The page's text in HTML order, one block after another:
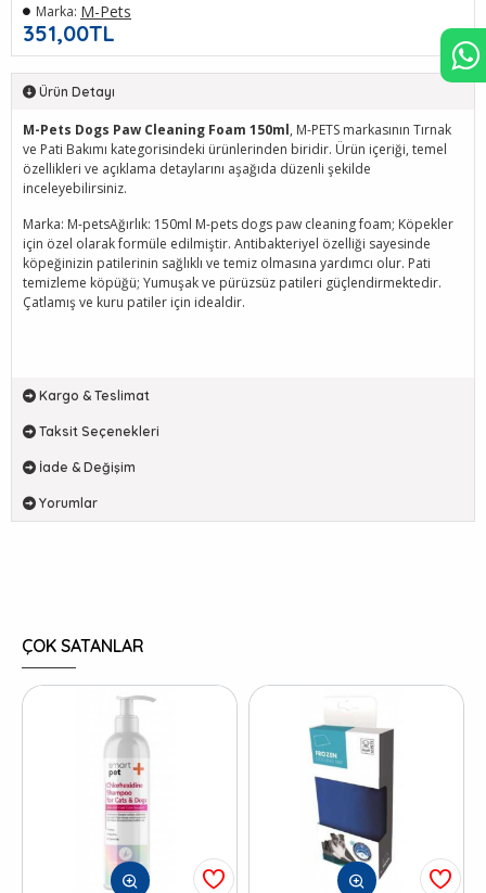
351,00TL
Marka: M-Pets
Ürün Detayı
M-Pets Dogs Paw Cleaning Foam 150ml, M-PETS markasının Tırnak
ve Pati Bakımı kategorisindeki ürünlerinden biridir. Ürün içeriği, temel
özellikleri ve açıklama detaylarını aşağıda düzenli şekilde
inceleyebilirsiniz.
Marka: M-petsAğırlık: 150ml M-pets dogs paw cleaning foam; Köpekler
için özel olarak formüle edilmiştir. Antibakteriyel özelliği sayesinde
köpeğinizin patilerinin sağlıklı ve temiz olmasına yardımcı olur. Pati
temizleme köpüğü; Yumuşak ve pürüzsüz patileri güçlendirmektedir.
Çatlamış ve kuru patiler için idealdir.
Kargo & Teslimat
Taksit Seçenekleri
İade & Değişim
Yorumlar
ÇOK SATANLAR